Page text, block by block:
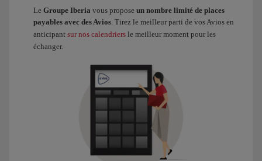
Le Groupe Iberia vous propose un nombre limité de places
payables avec des Avios. Tirez le meilleur parti de vos Avios en
anticipant sur nos calendriers le meilleur moment pour les
échanger.